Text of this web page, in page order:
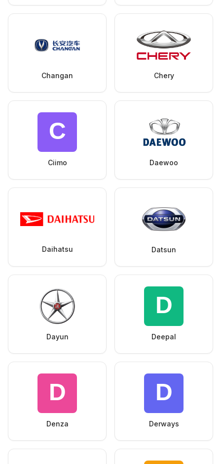
Changan Chery
Ciimo Daewoo
Daihatsu Datsun
Dayun Deepal
Denza Derways